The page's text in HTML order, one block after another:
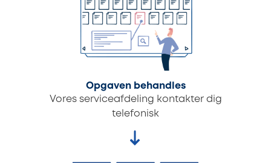
Opgaven behandles
Vores serviceafdeling kontakter dig
telefonisk